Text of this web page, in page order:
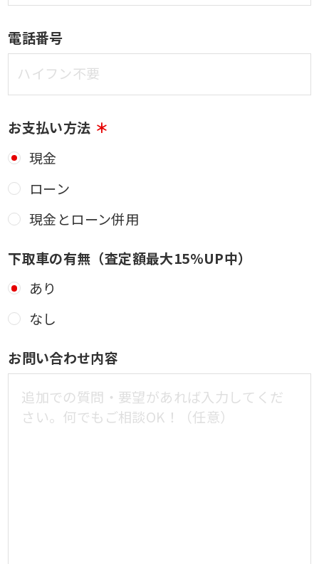
電話番号
お支払い方法
現金
ローン
現金とローン併用
下取車の有無（査定額最大15%UP中）
あり
なし
お問い合わせ内容